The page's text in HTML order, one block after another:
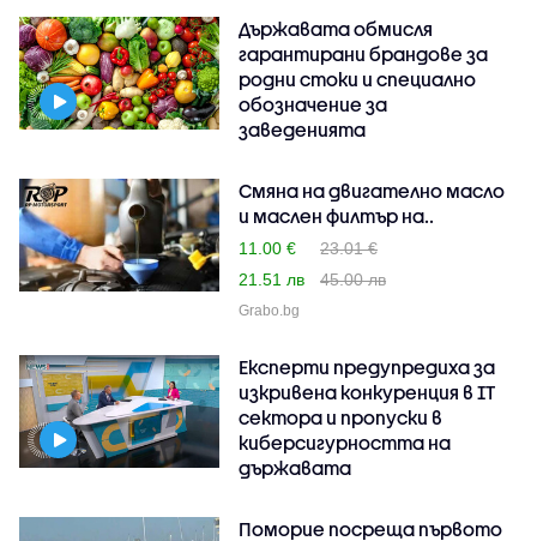
Държавата обмисля
гарантирани брандове за
родни стоки и специално
обозначение за
заведенията
Смяна на двигателно масло
и маслен филтър на..
11.00 €
23.01 €
21.51 лв
45.00 лв
Grabo.bg
Експерти предупредиха за
изкривена конкуренция в IT
сектора и пропуски в
киберсигурността на
държавата
Поморие посреща първото